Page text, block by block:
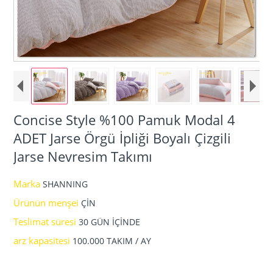
Concise Style %100 Pamuk Modal 4
ADET Jarse Örgü İpliği Boyalı Çizgili
Jarse Nevresim Takımı
MarkaSHANNING
Ürünün menşei ÇİN
Teslimat süresi30 GÜN İÇİNDE
arz kapasitesi 100.000 TAKIM / AY